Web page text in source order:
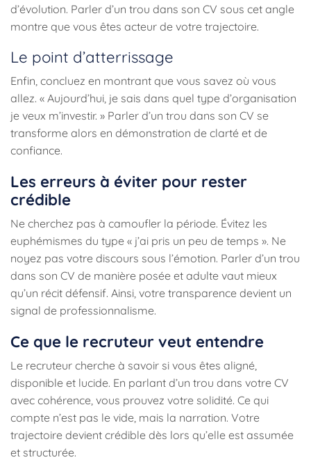
d’évolution. Parler d’un trou dans son CV sous cet angle
montre que vous êtes acteur de votre trajectoire.
Le point d’atterrissage
Enfin, concluez en montrant que vous savez où vous
allez. « Aujourd’hui, je sais dans quel type d’organisation
je veux m’investir. » Parler d’un trou dans son CV se
transforme alors en démonstration de clarté et de
confiance.
Les erreurs à éviter pour rester
crédible
Ne cherchez pas à camoufler la période. Évitez les
euphémismes du type « j’ai pris un peu de temps ». Ne
noyez pas votre discours sous l’émotion. Parler d’un trou
dans son CV de manière posée et adulte vaut mieux
qu’un récit défensif. Ainsi, votre transparence devient un
signal de professionnalisme.
Ce que le recruteur veut entendre
Le recruteur cherche à savoir si vous êtes aligné,
disponible et lucide. En parlant d’un trou dans votre CV
avec cohérence, vous prouvez votre solidité. Ce qui
compte n’est pas le vide, mais la narration. Votre
trajectoire devient crédible dès lors qu’elle est assumée
et structurée.